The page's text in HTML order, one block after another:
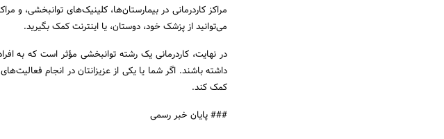
مراکز کاردرمانی در بیمارستان‌ها، کلینیک‌های توانبخشی، و
می‌توانید از پزشک خود، دوستان، یا اینترنت کمک بگیرید.
در نهایت، کاردرمانی یک رشته توانبخشی مؤثر است که
داشته باشند. اگر شما یا یکی از عزیزانتان در انجام
کمک کند.
### پایان خبر رسمی